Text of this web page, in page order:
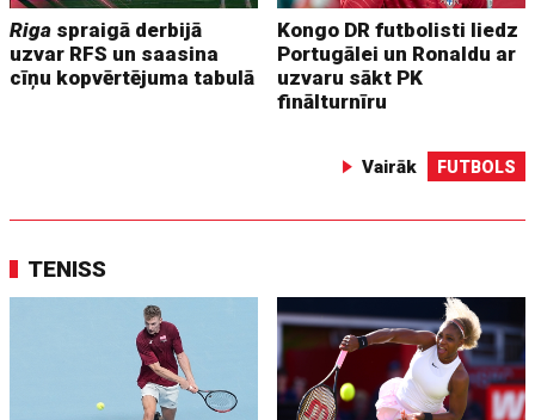
Riga spraigā derbijā
uzvar RFS un saasina
cīņu kopvērtējuma tabulā
Kongo DR futbolisti liedz
Portugālei un Ronaldu ar
uzvaru sākt PK
finālturnīru
Vairāk FUTBOLS
TENISS